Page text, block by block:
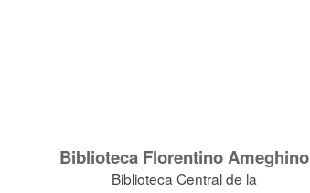
Biblioteca Florentino Ameghino
Biblioteca Central de la